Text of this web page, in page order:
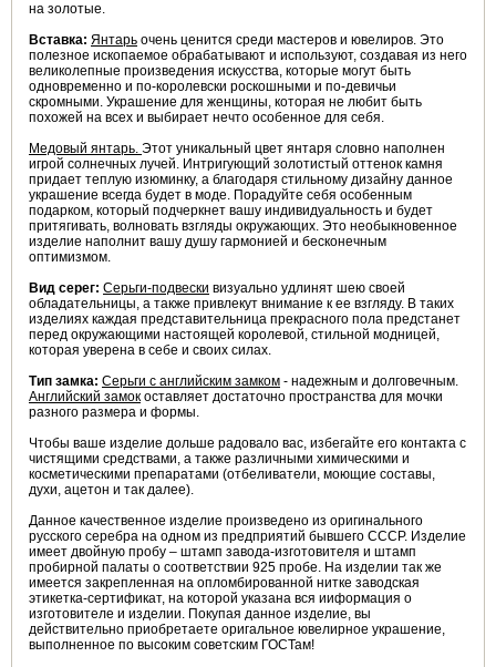
на золотые.
Вставка: Янтарь очень ценится среди мастеров и ювелиров. Это
полезное ископаемое обрабатывают и используют, создавая из него
великолепные произведения искусства, которые могут быть
одновременно и по-королевски роскошными и по-девичьи
скромными. Украшение для женщины, которая не любит быть
похожей на всех и выбирает нечто особенное для себя.
Медовый янтарь. Этот уникальный цвет янтаря словно наполнен
игрой солнечных лучей. Интригующий золотистый оттенок камня
придает теплую изюминку, а благодаря стильному дизайну данное
украшение всегда будет в моде. Порадуйте себя особенным
подарком, который подчеркнет вашу индивидуальность и будет
притягивать, волновать взгляды окружающих. Это необыкновенное
изделие наполнит вашу душу гармонией и бесконечным
оптимизмом.
Вид серег: Серьги-подвески визуально удлинят шею своей
обладательницы, а также привлекут внимание к ее взгляду. В таких
изделиях каждая представительница прекрасного пола предстанет
перед окружающими настоящей королевой, стильной модницей,
которая уверена в себе и своих силах.
Тип замка: Серьги с английским замком - надежным и долговечным.
Английский замок оставляет достаточно пространства для мочки
разного размера и формы.
Чтобы ваше изделие дольше радовало вас, избегайте его контакта с
чистящими средствами, а также различными химическими и
косметическими препаратами (отбеливатели, моющие составы,
духи, ацетон и так далее).
Данное качественное изделие произведено из оригинального
русского серебра на одном из предприятий бывшего СССР. Изделие
имеет двойную пробу – штамп завода-изготовителя и штамп
пробирной палаты о соответствии 925 пробе. На изделии так же
имеется закрепленная на опломбированной нитке заводская
этикетка-сертификат, на которой указана вся ииформация о
изготовителе и изделии. Покупая данное изделие, вы
действительно приобретаете оригальное ювелирное украшение,
выполненное по высоким советским ГОСТам!